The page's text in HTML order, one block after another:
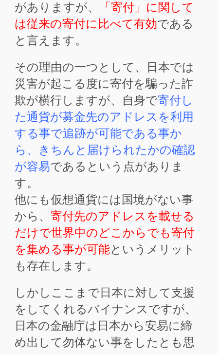
がありますが、
「寄付」に関して
は従来の寄付に比べて有効である
と言えます。
その理由の一つとして、日本では
災害が起こる度に寄付を騙った詐
欺が横行しますが、自身で寄付し
た通貨が募金先のアドレスを利用
する事で追跡が可能である事か
ら、きちんと届けられたかの確認
が容易であるという点がありま
す。
他にも仮想通貨には国境がない事
から、 寄付先のアドレスを載せる
だけで世界中のどこからでも寄付
を集める事が可能というメリット
も存在します。
しかしここまで日本に対して支援
をしてくれるバイナンスですが、
日本の金融庁は日本から安易に締
め出して勿体ない事をしたとも思